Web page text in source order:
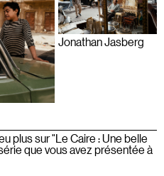
Jonathan Jasberg
plus sur "Le Caire : Une belle
que vous avez présentée à